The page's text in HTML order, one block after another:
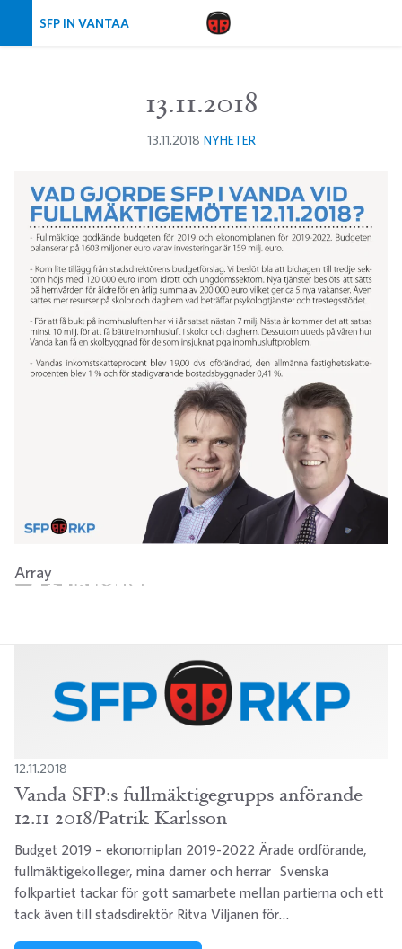
SFP IN VANTAA
13.11.2018
13.11.2018 NYHETER
Array
12.11.2018
Vanda SFP:s fullmäktigegrupps anförande
12.11 2018/Patrik Karlsson
Budget 2019 – ekonomiplan 2019-2022 Ärade ordförande,
fullmäktigekolleger, mina damer och herrar Svenska
folkpartiet tackar för gott samarbete mellan partierna och ett
tack även till stadsdirektör Ritva Viljanen för…